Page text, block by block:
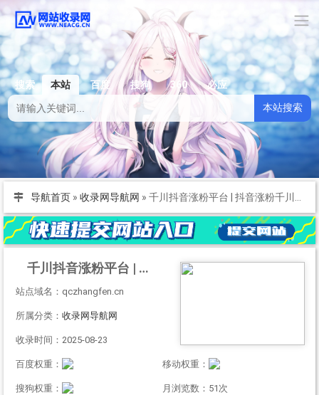
搜索 本站 百度 搜狗 360
必应
本站搜索
导航首页 » 收录网导航网 »
千川抖音涨粉平台 | 抖音涨粉千川投流 | 视频号涨粉投流｜快手涨粉投流
站点域名：qczhangfen.cn
所属分类： 收录网导航网
收录时间：2025-08-23
百度权重： 移动权重：
搜狗权重： 月浏览数：51次